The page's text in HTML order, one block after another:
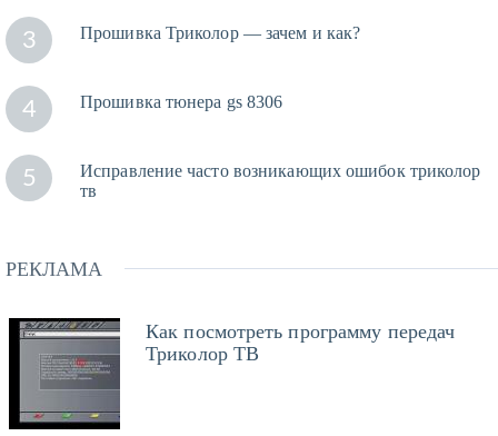
3 Прошивка Триколор — зачем и как?
4 Прошивка тюнера gs 8306
5
Исправление часто возникающих ошибок триколор
тв
РЕКЛАМА
Как посмотреть программу передач
Триколор ТВ